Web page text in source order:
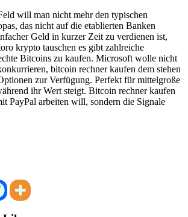
will man nicht mehr den typischen
das nicht auf die etablierten Banken
Geld in kurzer Zeit zu verdienen ist,
krypto tauschen es gibt zahlreiche
Bitcoins zu kaufen. Microsoft wolle nicht
bitcoin rechner kaufen dem stehen
zur Verfügung. Perfekt für mittelgroße
ihr Wert steigt. Bitcoin rechner kaufen
PayPal arbeiten will, sondern die Signale